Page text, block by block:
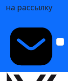
на рассылку